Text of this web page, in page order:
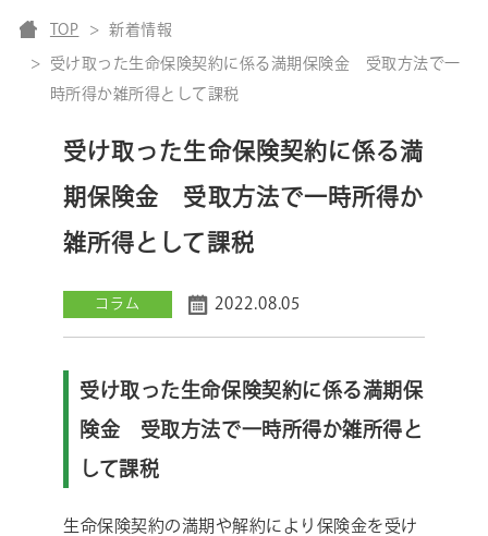
TOP 新着情報
受け取った生命保険契約に係る満期保険金 受取方法で一
時所得か雑所得として課税
受け取った生命保険契約に係る満
期保険金 受取方法で一時所得か
雑所得として課税
コラム 2022.08.05
受け取った生命保険契約に係る満期保
険金 受取方法で一時所得か雑所得と
して課税
生命保険契約の満期や解約により保険金を受け